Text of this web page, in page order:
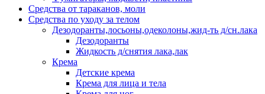
Средства от тараканов, моли
Средства по уходу за телом
Дезодоранты,лосьоны,одеколоны,жид-ть д/сн.лака
Дезодоранты
Жидкость д/снятия лака,лак
Крема
Детские крема
Крема для лица и тела